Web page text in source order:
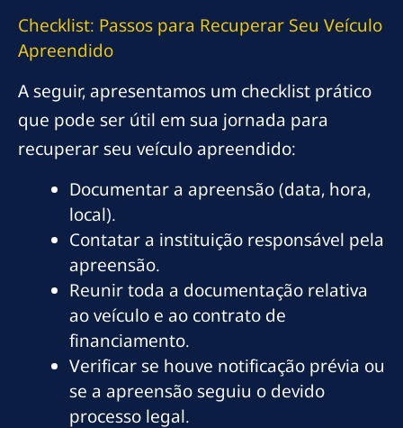
Checklist: Passos para Recuperar Seu Veículo
Apreendido
A seguir, apresentamos um checklist prático
que pode ser útil em sua jornada para
recuperar seu veículo apreendido:
Documentar a apreensão (data, hora,
local).
Contatar a instituição responsável pela
apreensão.
Reunir toda a documentação relativa
ao veículo e ao contrato de
financiamento.
Verificar se houve notificação prévia ou
se a apreensão seguiu o devido
processo legal.